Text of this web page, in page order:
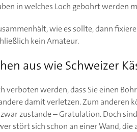
in welches Loch gebohrt werden
wie es sollte, dann
kein Amateur.
aus wie Schweizer
verboten werden, dass Sie einen
damit verletzen. Zum anderen
zustande – Gratulation. Doch
stört sich schon an einer Wand, die